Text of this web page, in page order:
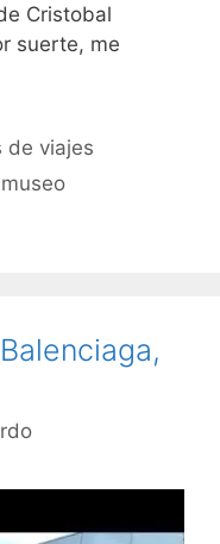
Cristobal
suerte, me
de viajes
museo